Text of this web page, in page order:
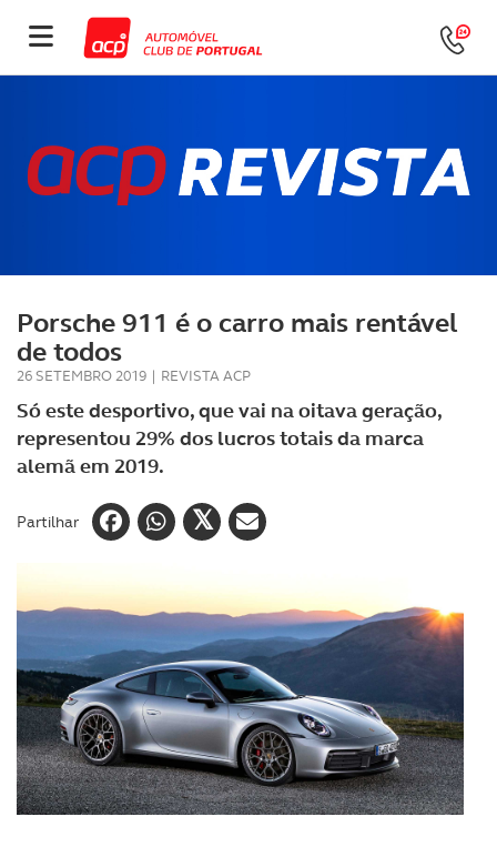
Porsche 911 é o carro mais rentável
de todos
26 SETEMBRO 2019 | REVISTA ACP
Só este desportivo, que vai na oitava geração,
representou 29% dos lucros totais da marca
alemã em 2019.
Partilhar